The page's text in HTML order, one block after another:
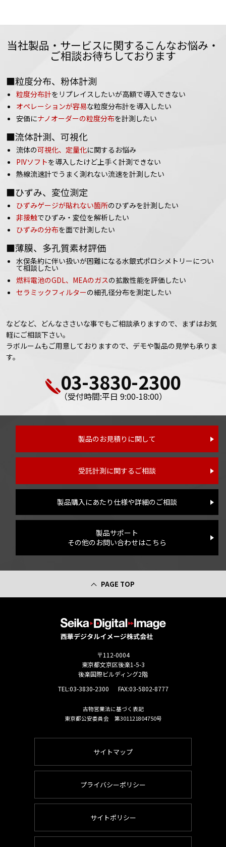
当社製品・サービスに関するこんなお悩み・
ご相談お待ちしております
■粒度分布、粉体計測
粒度分布計をリプレイスしたいが高額で導入できない
オペレーションが容易な粒度分布計を導入したい
安価にナノオーダーの粒度分布を計測したい
■流体計測、可視化
流体の可視化、定量化に関するお悩み
PIVソフトを導入したけど上手く計測できない
熱線流速計でうまく測れない流速を計測したい
■ひずみ、変位測定
ひずみゲージが貼れない箇所のひずみを計測したい
非接触でひずみ・変位を解析したい
ひずみの分布を面で計測したい
■薄膜、多孔質素材評価
水俣条約に伴い扱いが困難になる水銀式ポロシメトリーについ
て相談したい
燃料電池のGDL、MEAのガスの拡散性能を評価したい
セラミックフィルターの細孔径分布を測定したい
などなど、どんなささいな事でもご相談承りますので、まずはお気
軽にご相談下さい。
ラボルームもご用意しておりますので、デモや製品の見学も承りま
す。
03-3830-2300
（受付時間:平日 9:00-18:00）
製品のお見積りに関して
受託計測に関するご相談
製品購入にあたり仕様や詳細のご相談
製品サポート
その他のお問い合わせはこちら
PAGE TOP
〒112-0004
東京都文京区後楽1-5-3
後楽国際ビルディング2階
TEL:03-3830-2300 FAX:03-5802-8777
古物営業法に基づく表記
東京都公安委員会 第301121804750号
サイトマップ
プライバシーポリシー
サイトポリシー